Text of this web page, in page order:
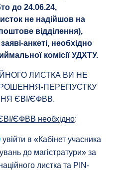
до 24.06.24,
не надійшов на
відділення),
анкеті, необхідно
комісії УДХТУ.
ЛИСТКА ВИ НЕ
ПЕРЕПУСТКУ
ЄВІ/ЄФВВ.
ЄФВВ необхідно:
увійти в «Кабінет учасника
до магістратури» за
листка та PIN-